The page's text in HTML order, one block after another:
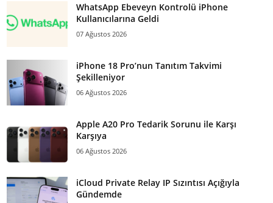
WhatsApp Ebeveyn Kontrolü iPhone
Kullanıcılarına Geldi
07 Ağustos 2026
iPhone 18 Pro’nun Tanıtım Takvimi
Şekilleniyor
06 Ağustos 2026
Apple A20 Pro Tedarik Sorunu ile Karşı
Karşıya
06 Ağustos 2026
iCloud Private Relay IP Sızıntısı Açığıyla
Gündemde